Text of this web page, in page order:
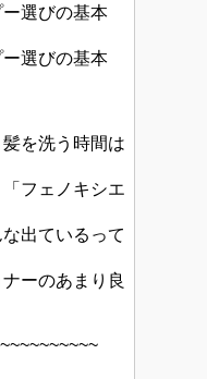
選びの基本
選びの基本
を洗う時間は
フェノキシエ
出ているって
ーのあまり良